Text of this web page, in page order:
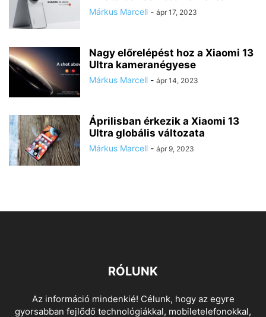
Márkus Marcell - ápr 17, 2023
Nagy előrelépést hoz a Xiaomi 13
Ultra kameranégyese
Márkus Marcell - ápr 14, 2023
Áprilisban érkezik a Xiaomi 13
Ultra globális változata
Márkus Marcell - ápr 9, 2023
RÓLUNK
Az információ mindenkié! Célunk, hogy az egyre
gyorsabban fejlődő technológiákkal, mobiletelefonokkal,